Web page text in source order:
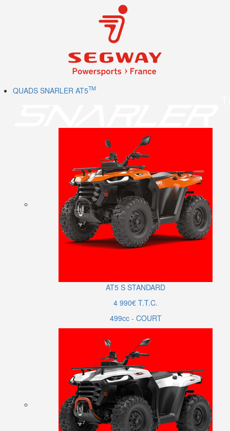
QUADS SNARLER AT5TM
AT5 S STANDARD
4 990€ T.T.C.
499cc - COURT